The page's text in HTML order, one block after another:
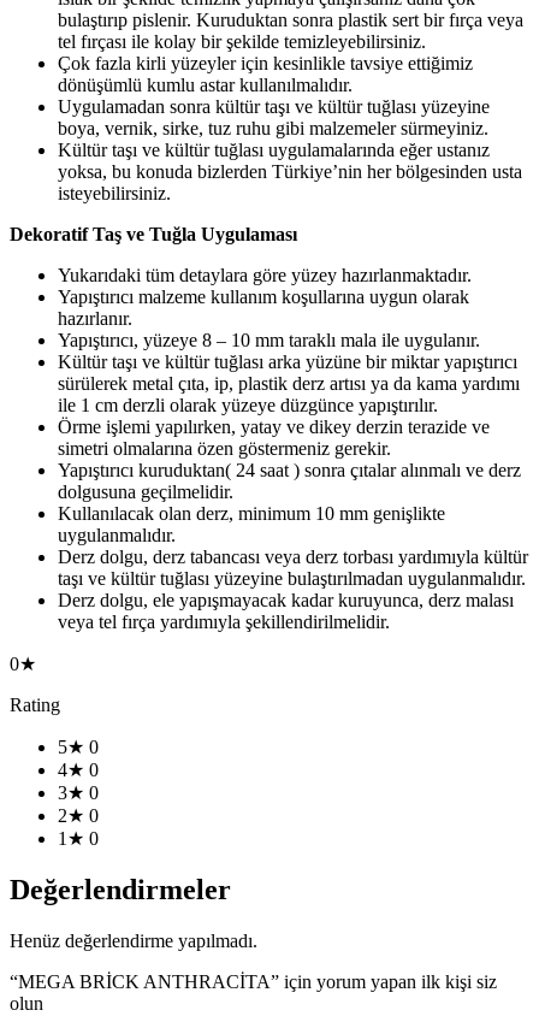
bulaştırıp pislenir. Kuruduktan sonra plastik sert bir fırça veya
tel fırçası ile kolay bir şekilde temizleyebilirsiniz.
Çok fazla kirli yüzeyler için kesinlikle tavsiye ettiğimiz
dönüşümlü kumlu astar kullanılmalıdır.
Uygulamadan sonra kültür taşı ve kültür tuğlası yüzeyine
boya, vernik, sirke, tuz ruhu gibi malzemeler sürmeyiniz.
Kültür taşı ve kültür tuğlası uygulamalarında eğer ustanız
yoksa, bu konuda bizlerden Türkiye’nin her bölgesinden usta
isteyebilirsiniz.
Dekoratif Taş ve Tuğla Uygulaması
Yukarıdaki tüm detaylara göre yüzey hazırlanmaktadır.
Yapıştırıcı malzeme kullanım koşullarına uygun olarak
hazırlanır.
Yapıştırıcı, yüzeye 8 – 10 mm taraklı mala ile uygulanır.
Kültür taşı ve kültür tuğlası arka yüzüne bir miktar yapıştırıcı
sürülerek metal çıta, ip, plastik derz artısı ya da kama yardımı
ile 1 cm derzli olarak yüzeye düzgünce yapıştırılır.
Örme işlemi yapılırken, yatay ve dikey derzin terazide ve
simetri olmalarına özen göstermeniz gerekir.
Yapıştırıcı kuruduktan( 24 saat ) sonra çıtalar alınmalı ve derz
dolgusuna geçilmelidir.
Kullanılacak olan derz, minimum 10 mm genişlikte
uygulanmalıdır.
Derz dolgu, derz tabancası veya derz torbası yardımıyla kültür
taşı ve kültür tuğlası yüzeyine bulaştırılmadan uygulanmalıdır.
Derz dolgu, ele yapışmayacak kadar kuruyunca, derz malası
veya tel fırça yardımıyla şekillendirilmelidir.
0★
Rating
5★ 0
4★ 0
3★ 0
2★ 0
1★ 0
Değerlendirmeler
Henüz değerlendirme yapılmadı.
“MEGA BRİCK ANTHRACİTA” için yorum yapan ilk kişi siz
olun